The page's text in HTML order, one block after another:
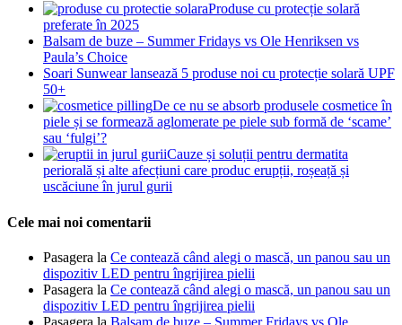
Produse cu protecție solară
preferate în 2025
Balsam de buze – Summer Fridays vs Ole Henriksen vs
Paula’s Choice
Soari Sunwear lansează 5 produse noi cu protecție solară UPF
50+
De ce nu se absorb produsele cosmetice în
piele și se formează aglomerate pe piele sub formă de ‘scame’
sau ‘fulgi’?
Cauze și soluții pentru dermatita
periorală și alte afecțiuni care produc erupții, roșeață și
uscăciune în jurul gurii
Cele mai noi comentarii
Pasagera la Ce contează când alegi o mască, un panou sau un
dispozitiv LED pentru îngrijirea pielii
Pasagera la Ce contează când alegi o mască, un panou sau un
dispozitiv LED pentru îngrijirea pielii
Pasagera la Balsam de buze – Summer Fridays vs Ole